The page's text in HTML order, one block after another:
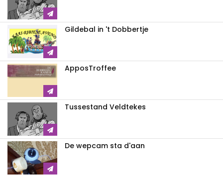
Gildebal in 't Dobbertje
ApposTroffee
Tussestand Veldtekes
De wepcam sta d'aan